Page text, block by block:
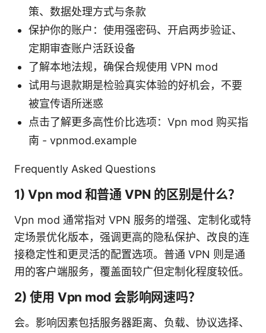
策、数据处理方式与条款
保护你的账户：使用强密码、开启两步验证、
定期审查账户活跃设备
了解本地法规，确保合规使用 VPN mod
试用与退款期是检验真实体验的好机会，不要
被宣传语所迷惑
点击了解更多高性价比选项：Vpn mod 购买指
南 - vpnmod.example
Frequently Asked Questions
1) Vpn mod 和普通 VPN 的区别是什么？
Vpn mod 通常指对 VPN 服务的增强、定制化或特
定场景优化版本，强调更高的隐私保护、改良的连
接稳定性和更灵活的配置选项。普通 VPN 则是通
用的客户端服务，覆盖面较广但定制化程度较低。
2) 使用 Vpn mod 会影响网速吗？
会。影响因素包括服务器距离、负载、协议选择、